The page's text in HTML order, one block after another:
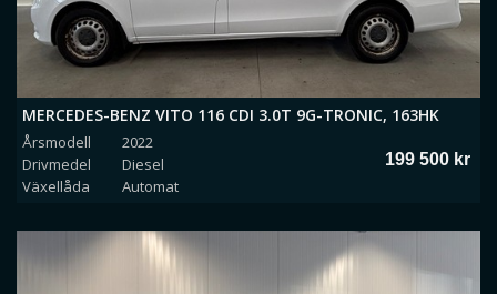
MERCEDES-BENZ VITO 116 CDI 3.0T 9G-TRONIC, 163HK
Årsmodell
2022
Drivmedel
Diesel
Växellåda
Automat
199 500 kr